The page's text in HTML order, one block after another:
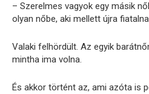
– Szerelmes vagyok egy másik
olyan nőbe, aki mellett újra
Valaki felhördült. Az egyik
mintha ima volna.
És akkor történt az, ami azóta is